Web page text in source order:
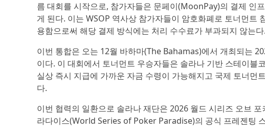
름 대회를 시작으로, 참가자들은 문페이(MoonPay)의 결제 인
게 된다. 이는 WSOP 역사상 참가자들이 암호화폐로 토너먼
용함으로써 해당 결제 방식에는 처리 수수료가 부과되지 않는다.
이번 통합은 오는 12월 바하마(The Bahamas)에서 개최되는
이다. 이 대회에서 토너먼트 우승자들은 솔라나 기반 스테이
실상 즉시 지급에 가까운 자금 수령이 가능해지고 국제 토너먼
다.
이번 협력의 일환으로 솔라나 재단은 2026 월드 시리즈 오브
라다이스(World Series of Poker Paradise)의 공식 프레젠팅